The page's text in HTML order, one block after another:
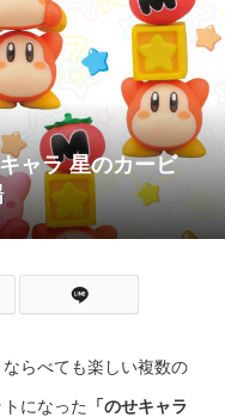
ャラ 星のカービ
らべても楽しい複数の
になった 「のせキャラ